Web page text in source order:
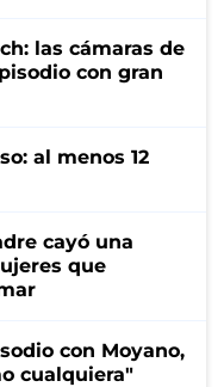
las cámaras de
con gran
al menos 12
cayó una
que
con Moyano,
cualquiera"